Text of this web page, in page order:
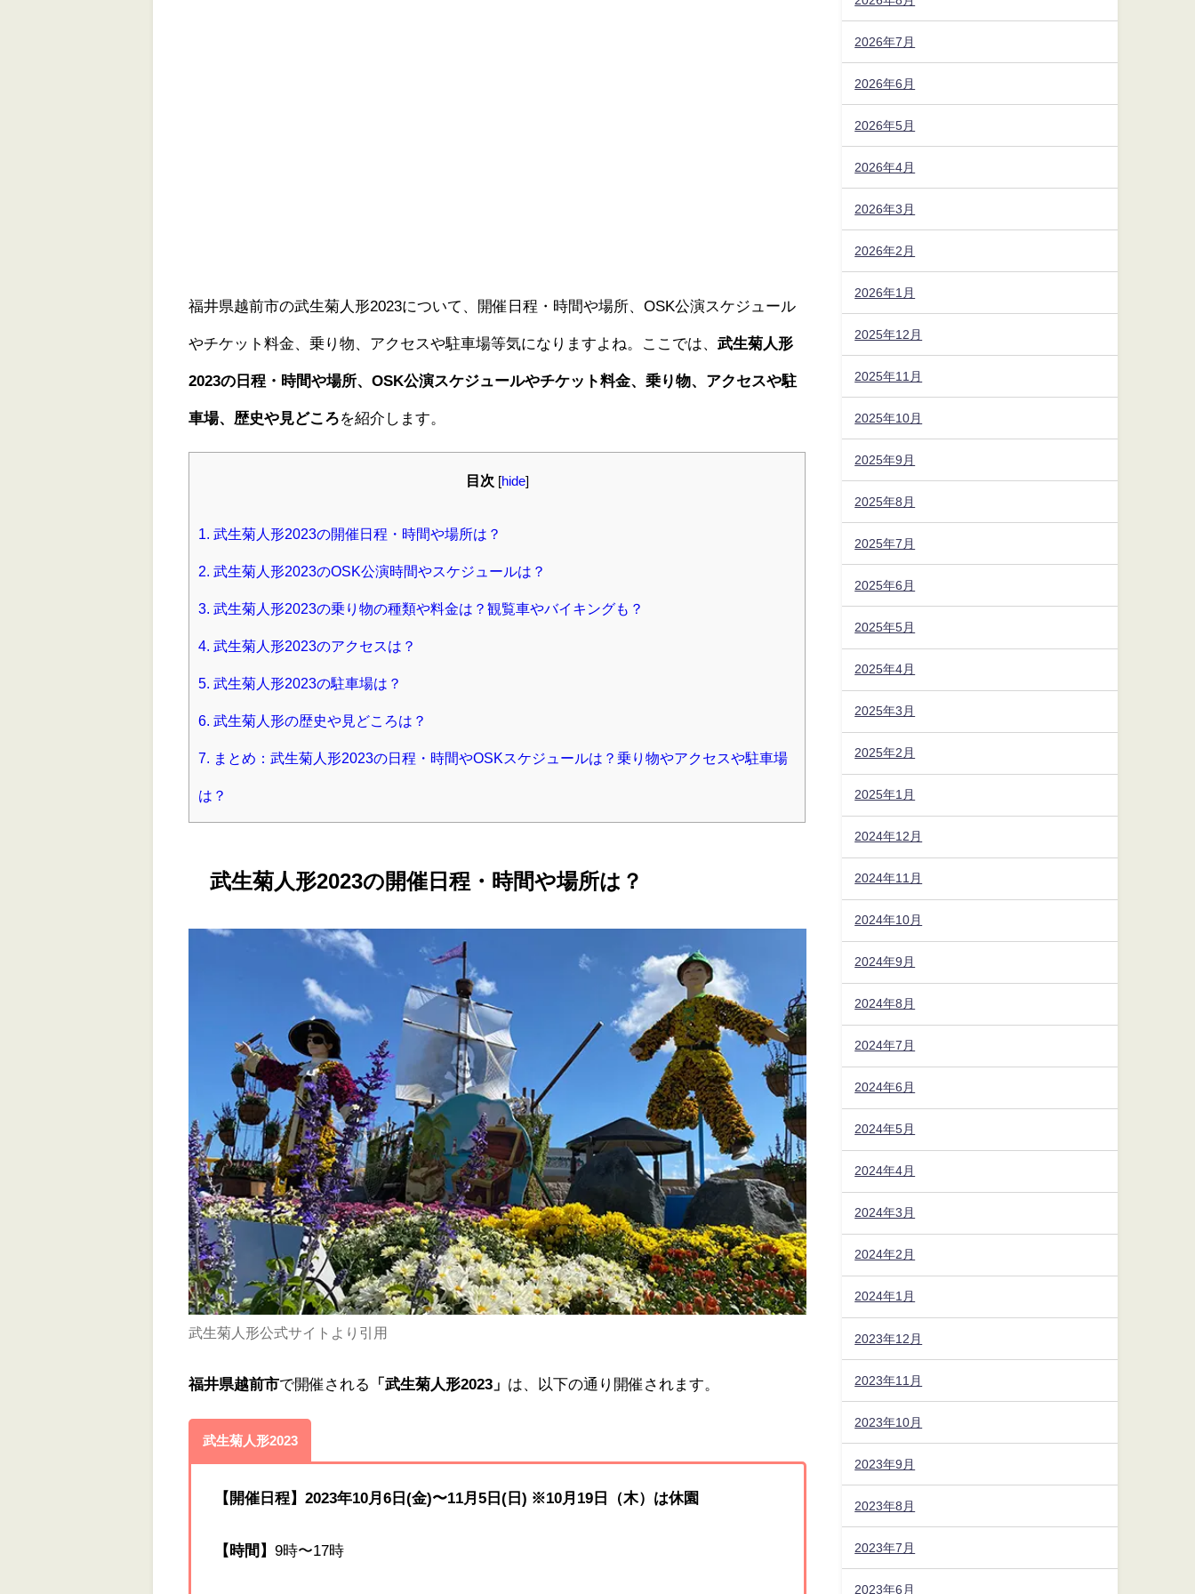
福井県越前市の武生菊人形2023について、開催日程・時間や場所、OSK公演スケジュール
やチケット料金、乗り物、アクセスや駐車場等気になりますよね。ここでは、武生菊人形
2023の日程・時間や場所、OSK公演スケジュールやチケット料金、乗り物、アクセスや駐
車場、歴史や見どころを紹介します。
目次 hide]
1. 武生菊人形2023の開催日程・時間や場所は？
2. 武生菊人形2023のOSK公演時間やスケジュールは？
3. 武生菊人形2023の乗り物の種類や料金は？観覧車やバイキングも？
4. 武生菊人形2023のアクセスは？
5. 武生菊人形2023の駐車場は？
6. 武生菊人形の歴史や見どころは？
7. まとめ：武生菊人形2023の日程・時間やOSKスケジュールは？乗り物やアクセスや駐車場
は？
武生菊人形2023の開催日程・時間や場所は？
武生菊人形公式サイトより引用
福井県越前市で開催される 「武生菊人形2023」 は、以下の通り開催されます。
武生菊人形2023
【開催日程】2023年10月6日(金)〜11月5日(日) ※10月19日（木）は休園
【時間】 9時〜17時
2026年7月
2026年6月
2026年5月
2026年4月
2026年3月
2026年2月
2026年1月
2025年12月
2025年11月
2025年10月
2025年9月
2025年8月
2025年7月
2025年6月
2025年5月
2025年4月
2025年3月
2025年2月
2025年1月
2024年12月
2024年11月
2024年10月
2024年9月
2024年8月
2024年7月
2024年6月
2024年5月
2024年4月
2024年3月
2024年2月
2024年1月
2023年12月
2023年11月
2023年10月
2023年9月
2023年8月
2023年7月
2023年6月